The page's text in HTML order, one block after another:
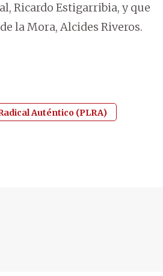
Ricardo Estigarribia, y que
la Mora, Alcides Riveros.
Auténtico (PLRA)